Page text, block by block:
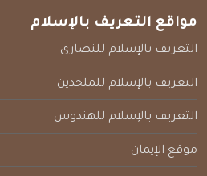
مواقع التعريف بالإسلام
التعريف بالإسلام للنصارى
التعريف بالإسلام للملحدين
التعريف بالإسلام للهندوس
موقع الإيمان